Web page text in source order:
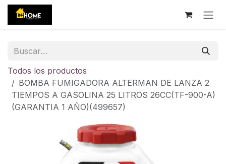
Ir al contenido
Todos los productos
BOMBA FUMIGADORA ALTERMAN DE LANZA 2
TIEMPOS A GASOLINA 25 LITROS 26CC(TF-900-A)
(GARANTIA 1 AÑO)(499657)